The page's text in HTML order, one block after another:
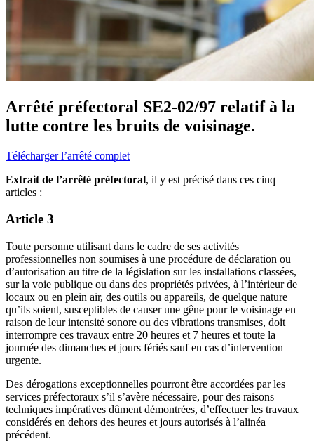
Arrêté préfectoral SE2-02/97 relatif à la
lutte contre les bruits de voisinage.
Télécharger l’arrêté complet
Extrait de l’arrêté préfectoral, il y est précisé dans ces cinq
articles :
Article 3
Toute personne utilisant dans le cadre de ses activités
professionnelles non soumises à une procédure de déclaration ou
d’autorisation au titre de la législation sur les installations classées,
sur la voie publique ou dans des propriétés privées, à l’intérieur de
locaux ou en plein air, des outils ou appareils, de quelque nature
qu’ils soient, susceptibles de causer une gêne pour le voisinage en
raison de leur intensité sonore ou des vibrations transmises, doit
interrompre ces travaux entre 20 heures et 7 heures et toute la
journée des dimanches et jours fériés sauf en cas d’intervention
urgente.
Des dérogations exceptionnelles pourront être accordées par les
services préfectoraux s’il s’avère nécessaire, pour des raisons
techniques impératives dûment démontrées, d’effectuer les travaux
considérés en dehors des heures et jours autorisés à l’alinéa
précédent.